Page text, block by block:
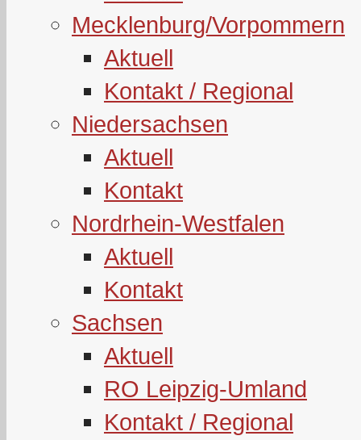
Mecklenburg/Vorpommern
Aktuell
Kontakt / Regional
Niedersachsen
Aktuell
Kontakt
Nordrhein-Westfalen
Aktuell
Kontakt
Sachsen
Aktuell
RO Leipzig-Umland
Kontakt / Regional